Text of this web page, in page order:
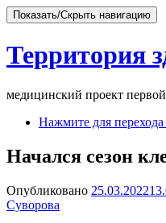
Показать/Скрыть навигацию
Территория
медицинский проект
Перейти
содержимому
Нажмите для
Начался сезон
Опубликовано 25.03.2022
Суворова